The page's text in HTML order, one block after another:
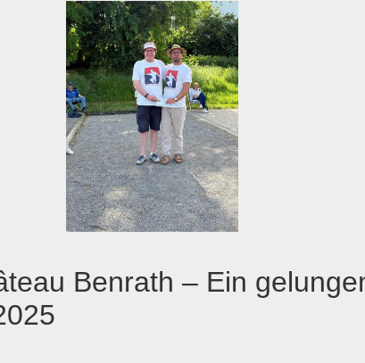
Benrath – Ein